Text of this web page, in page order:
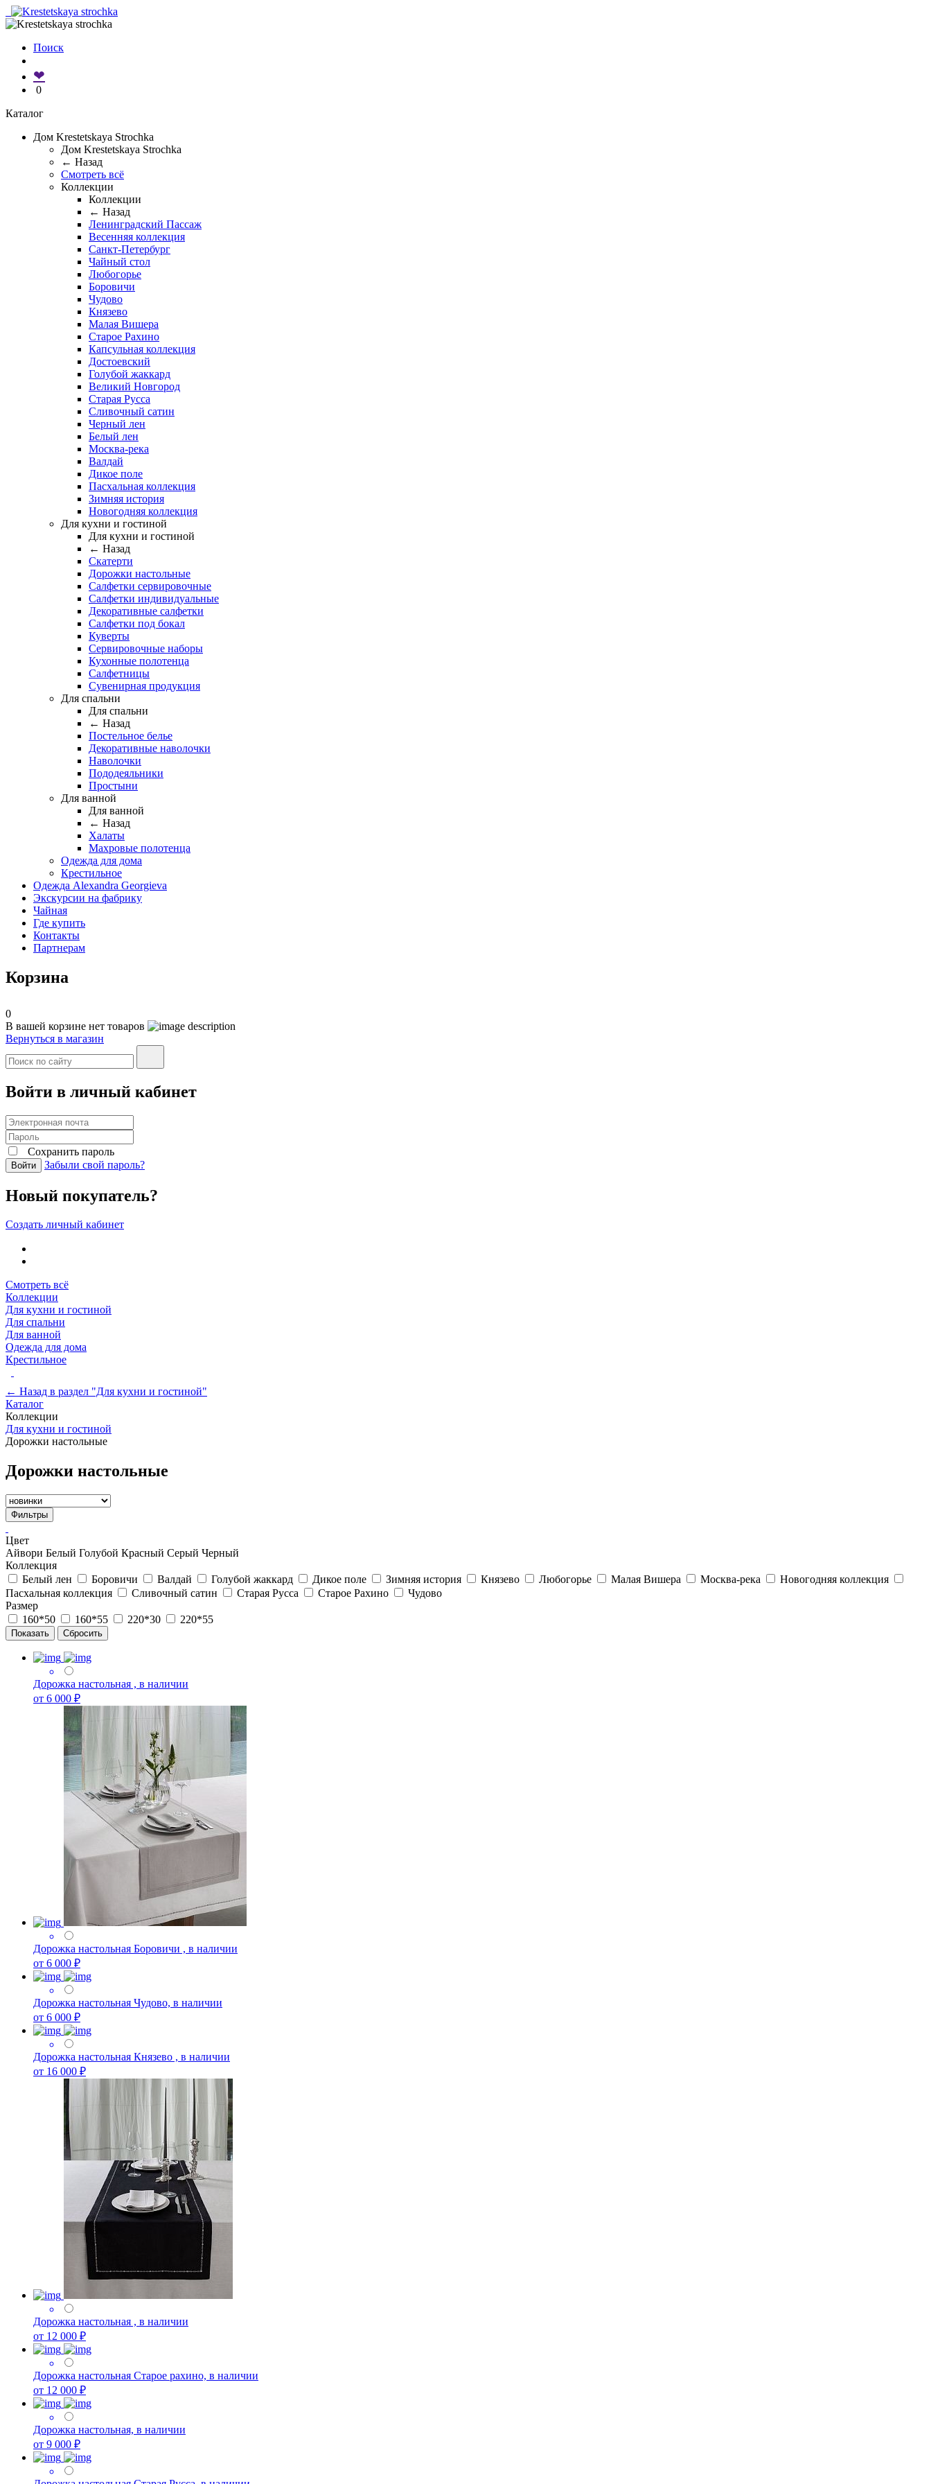
Поиск
❤
0
Каталог
Дом Krestetskaya Strochka
Дом Krestetskaya Strochka
← Назад
Смотреть всё
Коллекции
Коллекции
← Назад
Ленинградский Пассаж
Весенняя коллекция
Санкт-Петербург
Чайный стол
Любогорье
Боровичи
Чудово
Князево
Малая Вишера
Старое Рахино
Капсульная коллекция
Достоевский
Голубой жаккард
Великий Новгород
Старая Русса
Сливочный сатин
Черный лен
Белый лен
Москва-река
Валдай
Дикое поле
Пасхальная коллекция
Зимняя история
Новогодняя коллекция
Для кухни и гостиной
Для кухни и гостиной
← Назад
Скатерти
Дорожки настольные
Салфетки сервировочные
Салфетки индивидуальные
Декоративные салфетки
Салфетки под бокал
Куверты
Сервировочные наборы
Кухонные полотенца
Салфетницы
Сувенирная продукция
Для спальни
Для спальни
← Назад
Постельное белье
Декоративные наволочки
Наволочки
Пододеяльники
Простыни
Для ванной
Для ванной
← Назад
Халаты
Махровые полотенца
Одежда для дома
Крестильное
Одежда Alexandra Georgieva
Экскурсии на фабрику
Чайная
Где купить
Контакты
Партнерам
Корзина
0
В вашей корзине нет товаров
Вернуться в магазин
Войти в личный кабинет
Сохранить пароль
Войти Забыли свой пароль?
Новый покупатель?
Создать личный кабинет
Смотреть всё
Коллекции
Для кухни и гостиной
Для спальни
Для ванной
Одежда для дома
Крестильное
← Назад в раздел "Для кухни и гостиной"
Каталог
Коллекции
Для кухни и гостиной
Дорожки настольные
Дорожки настольные
Фильтры
Цвет
Айвори Белый Голубой Красный Серый Черный
Коллекция
Белый лен
Боровичи Валдай Голубой жаккард Дикое поле Зимняя история Князево Любогорье Малая Вишера Москва-река
Новогодняя коллекция
Пасхальная коллекция
Сливочный сатин Старая Русса Старое Рахино
Чудово
Размер
160*50
160*55 220*30 220*55
Дорожка настольная , в наличии
от 6 000 ₽
Дорожка настольная Боровичи , в наличии
от 6 000 ₽
Дорожка настольная Чудово, в наличии
от 6 000 ₽
Дорожка настольная Князево , в наличии
от 16 000 ₽
Дорожка настольная , в наличии
от 12 000 ₽
Дорожка настольная Старое рахино, в наличии
от 12 000 ₽
Дорожка настольная, в наличии
от 9 000 ₽